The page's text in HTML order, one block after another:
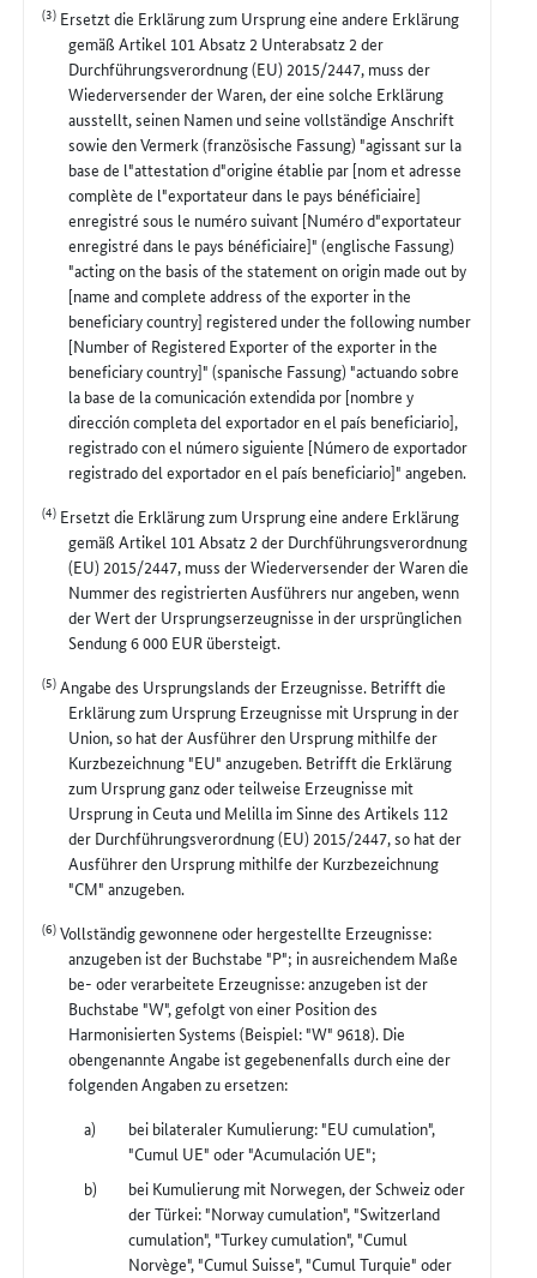
(3) Ersetzt die Erklärung zum Ursprung eine andere Erklärung
gemäß Artikel 101 Absatz 2 Unterabsatz 2 der
Durchführungsverordnung (EU) 2015/2447, muss der
Wiederversender der Waren, der eine solche Erklärung
ausstellt, seinen Namen und seine vollständige Anschrift
sowie den Vermerk (französische Fassung) "agissant sur la
base de l"attestation d"origine établie par [nom et adresse
complète de l"exportateur dans le pays bénéficiaire]
enregistré sous le numéro suivant [Numéro d"exportateur
enregistré dans le pays bénéficiaire]" (englische Fassung)
"acting on the basis of the statement on origin made out by
[name and complete address of the exporter in the
beneficiary country] registered under the following number
[Number of Registered Exporter of the exporter in the
beneficiary country]" (spanische Fassung) "actuando sobre
la base de la comunicación extendida por [nombre y
dirección completa del exportador en el país beneficiario],
registrado con el número siguiente [Número de exportador
registrado del exportador en el país beneficiario]" angeben.
(4) Ersetzt die Erklärung zum Ursprung eine andere Erklärung
gemäß Artikel 101 Absatz 2 der Durchführungsverordnung
(EU) 2015/2447, muss der Wiederversender der Waren die
Nummer des registrierten Ausführers nur angeben, wenn
der Wert der Ursprungserzeugnisse in der ursprünglichen
Sendung 6 000 EUR übersteigt.
(5)Angabe des Ursprungslands der Erzeugnisse. Betrifft die
Erklärung zum Ursprung Erzeugnisse mit Ursprung in der
Union, so hat der Ausführer den Ursprung mithilfe der
Kurzbezeichnung "EU" anzugeben. Betrifft die Erklärung
zum Ursprung ganz oder teilweise Erzeugnisse mit
Ursprung in Ceuta und Melilla im Sinne des Artikels 112
der Durchführungsverordnung (EU) 2015/2447, so hat der
Ausführer den Ursprung mithilfe der Kurzbezeichnung
"CM" anzugeben.
(6)Vollständig gewonnene oder hergestellte Erzeugnisse:
anzugeben ist der Buchstabe "P"; in ausreichendem Maße
be- oder verarbeitete Erzeugnisse: anzugeben ist der
Buchstabe "W", gefolgt von einer Position des
Harmonisierten Systems (Beispiel: "W" 9618). Die
obengenannte Angabe ist gegebenenfalls durch eine der
folgenden Angaben zu ersetzen:
bei bilateraler Kumulierung: "EU cumulation",
"Cumul UE" oder "Acumulación UE";
bei Kumulierung mit Norwegen, der Schweiz oder
der Türkei: "Norway cumulation", "Switzerland
cumulation", "Turkey cumulation", "Cumul
Norvège", "Cumul Suisse", "Cumul Turquie" oder